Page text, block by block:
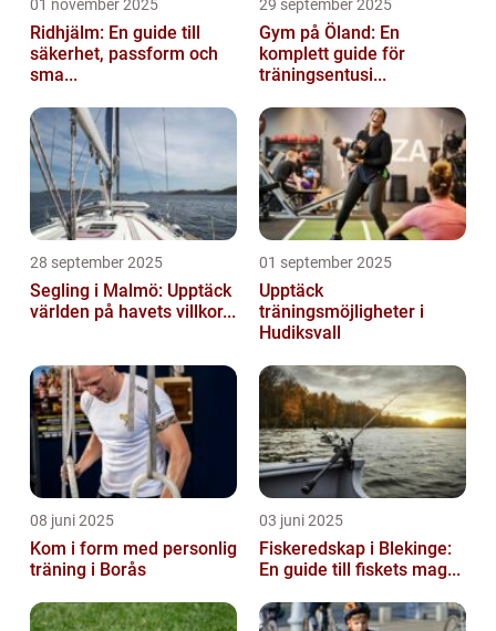
01 november 2025
Ridhjälm: En guide till
säkerhet, passform och
sma...
29 september 2025
Gym på Öland: En
komplett guide för
träningsentusi...
28 september 2025
Segling i Malmö: Upptäck
världen på havets villkor...
01 september 2025
Upptäck
träningsmöjligheter i
Hudiksvall
08 juni 2025
Kom i form med personlig
träning i Borås
03 juni 2025
Fiskeredskap i Blekinge:
En guide till fiskets mag...